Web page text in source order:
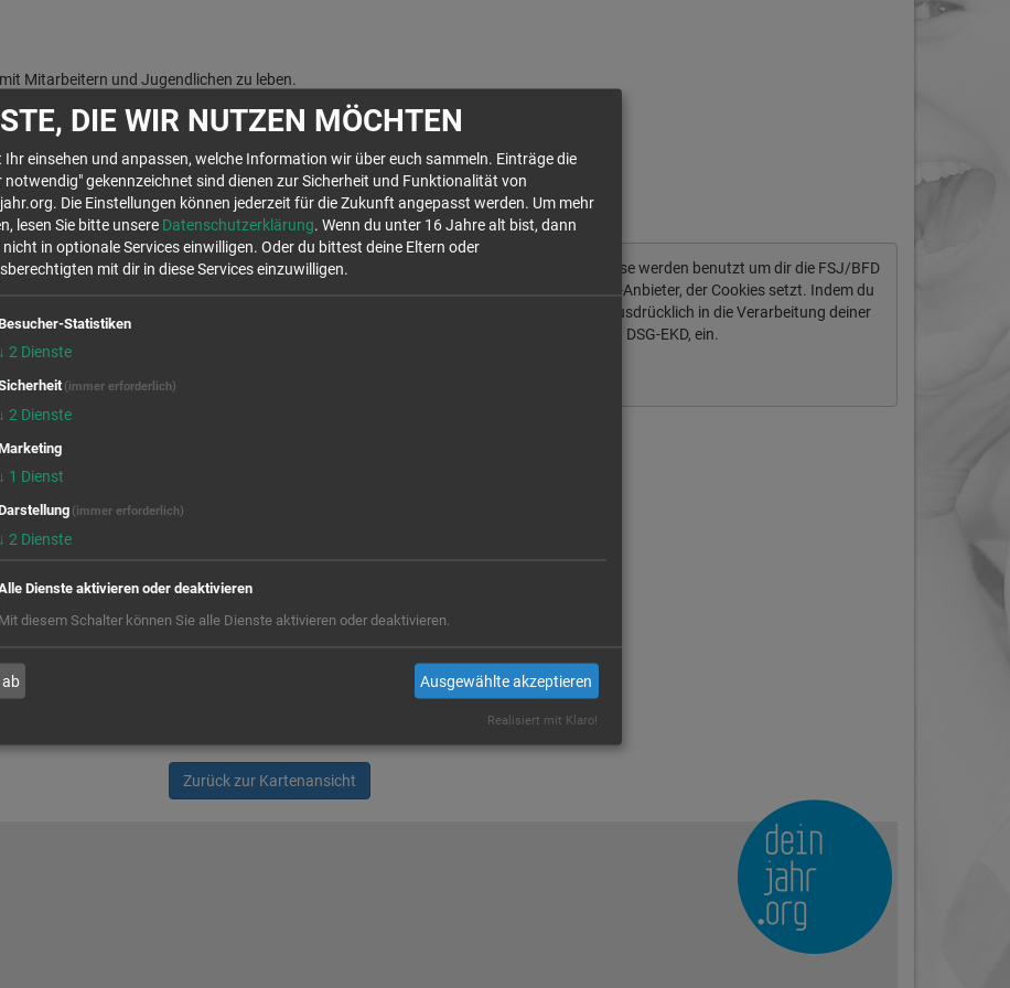
Mitarbeitern und Jugendlichen zu leben.
Wir rufen für dich von OpenStreetMap.org Kartendaten ab. Diese werden benutzt um dir die FSJ/BFD
Stellen auf der Karte anzuzeigen. Es handelt sich um einen US-Anbieter, der Cookies setzt. Indem du
die Verwendung dieser Cookies zustimmst, willigst du auch ausdrücklich in die Verarbeitung deiner
Daten in den USA, laut § 10 Abs. 2 Nr. 1 DSG-EKD, ein.
Zurück zur Kartenansicht
DIE WIR NUTZEN MÖCHTEN
Ihr einsehen und anpassen, welche Information wir über euch sammeln. Einträge die
notwendig" gekennzeichnet sind dienen zur Sicherheit und Funktionalität von
Die Einstellungen können jederzeit für die Zukunft angepasst werden. Um mehr
lesen Sie bitte unsere Datenschutzerklärung. Wenn du unter 16 Jahre alt bist, dann
in optionale Services einwilligen. Oder du bittest deine Eltern oder
mit dir in diese Services einzuwilligen.
Statistiken
↓ 2 Dienste
(immer erforderlich)
↓ 2 Dienste
↓ 1 Dienst
(immer erforderlich)
↓ 2 Dienste
Dienste aktivieren oder deaktivieren
Mit diesem Schalter können Sie alle Dienste aktivieren oder deaktivieren.
ab Ausgewählte akzeptieren
Realisiert mit Klaro!